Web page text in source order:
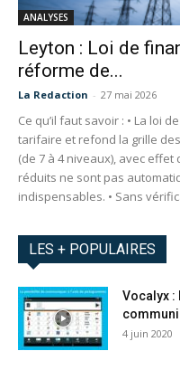
ANALYSES
Leyton : Loi de
réforme de...
La Redaction - 27 mai 2026
Ce qu’il faut savoir : • La loi
tarifaire et refond la grille
(de 7 à 4 niveaux), avec effet
réduits ne sont pas
indispensables. • Sans
LES + POPULAIRES
Vocalyx :
4 juin 2020